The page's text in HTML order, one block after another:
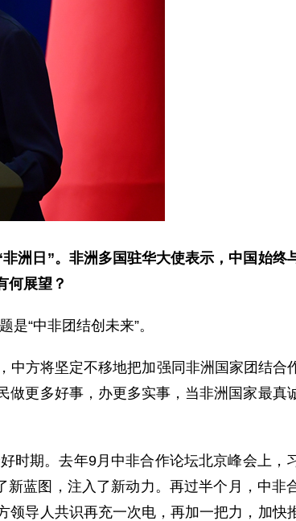
洲日”。非洲多国驻华大使表示，中国始终
何展望？
“中非团结创未来”。
中方将坚定不移地把加强同非洲国家团结合
更多好事，办更多实事，当非洲国家最真
时期。去年9月中非合作论坛北京峰会上，
蓝图，注入了新动力。再过半个月，中非
导人共识再充一次电，再加一把力，加快